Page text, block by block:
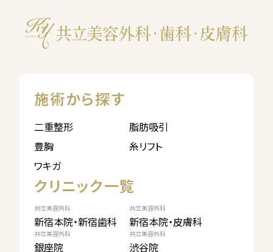
施術から探す
二重整形
脂肪吸引
豊胸
糸リフト
ワキガ
クリニック一覧
共立美容外科
新宿本院・新宿歯科
共立美容外科
新宿本院・皮膚科
共立美容外科
銀座院
共立美容外科
渋谷院